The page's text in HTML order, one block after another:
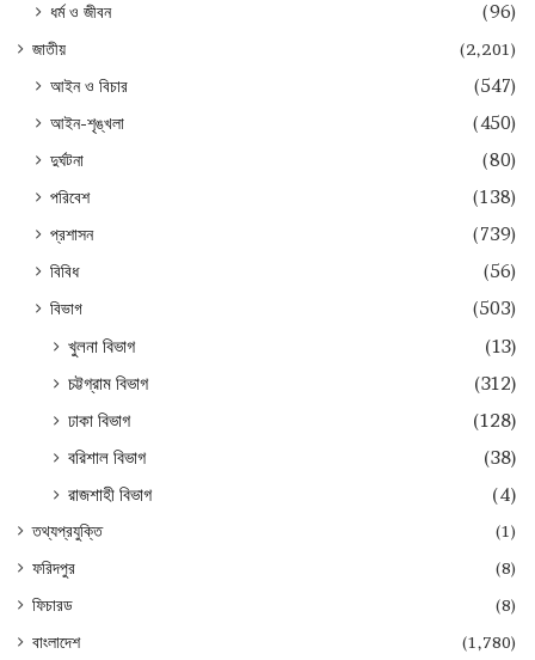
ধর্ম ও জীবন (96)
জাতীয় (2,201)
আইন ও বিচার
(547)
আইন-শৃঙ্খলা
(450)
দুর্ঘটনা
(80)
পরিবেশ
(138)
প্রশাসন
(739)
বিবিধ
(56)
বিভাগ
(503)
খুলনা বিভাগ
(13)
চট্টগ্রাম বিভাগ
(312)
ঢাকা বিভাগ
(128)
বরিশাল বিভাগ
(38)
রাজশাহী বিভাগ
(4)
তথ্যপ্রযুক্তি
(1)
ফরিদপুর
(8)
ফিচারড
(8)
বাংলাদেশ
(1,780)